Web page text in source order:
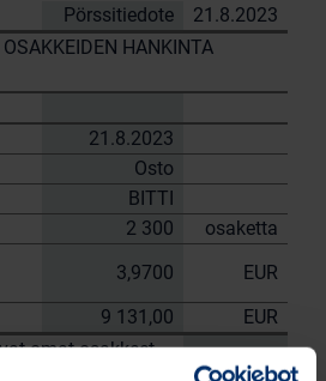
Pörssitiedote
21.8.2023
HANKINTA
21.8.2023
Osto
BITTI
2 300
osaketta
3,9700
EUR
9 131,00
EUR
omat osakkeet